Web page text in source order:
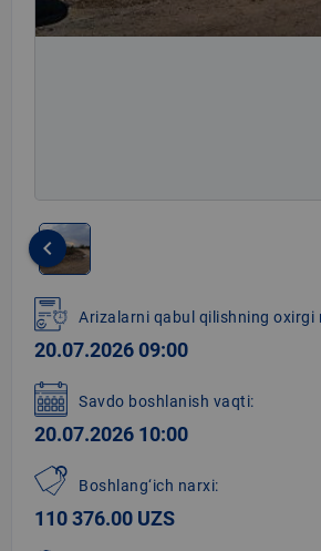
1
of
1
keyboard_arrow_left
Arizalarni qabul qilishning oxirgi
20.07.2026 09:00
Savdo boshlanish vaqti:
20.07.2026 10:00
Boshlang‘ich narxi:
110 376.00 UZS